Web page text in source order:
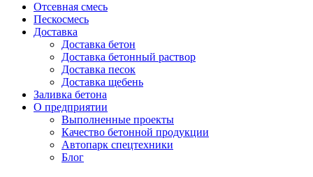
Отсевная смесь
Пескосмесь
Доставка
Доставка бетон
Доставка бетонный раствор
Доставка песок
Доставка щебень
Заливка бетона
О предприятии
Выполненные проекты
Качество бетонной продукции
Автопарк спецтехники
Блог